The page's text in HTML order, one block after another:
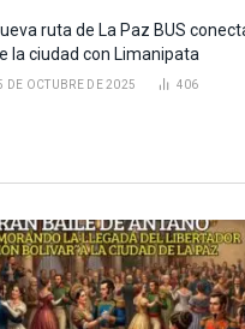
ruta de La Paz BUS
la ciudad con Limanipata
DE OCTUBRE DE 2025 406